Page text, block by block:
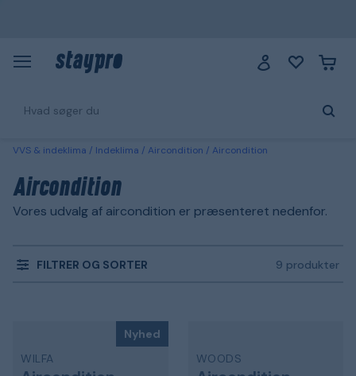
VVS & indeklima Indeklima Aircondition Aircondition
Aircondition
Vores udvalg af aircondition er præsenteret nedenfor.
FILTRER OG SORTER 9 produkter
Nyhed
WILFA
WOODS